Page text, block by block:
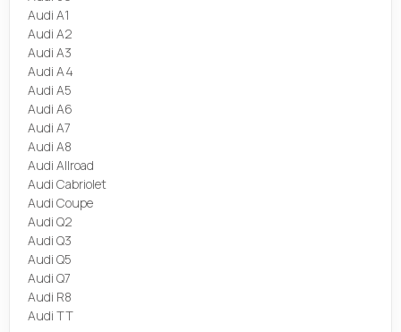
Audi A1
Audi A2
Audi A3
Audi A4
Audi A5
Audi A6
Audi A7
Audi A8
Audi Allroad
Audi Cabriolet
Audi Coupe
Audi Q2
Audi Q3
Audi Q5
Audi Q7
Audi R8
Audi TT